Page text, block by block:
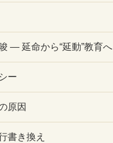
― 延命から“延動”教育へ
ー
原因
書き換え